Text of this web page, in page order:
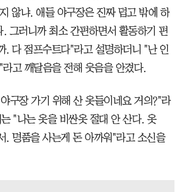
않냐. 애들 야구장은 진짜 덥고 밖에 하
. 그러니까 최소 간편하면서 활동하기 편
. 다 점프수트다"라고 설명하더니 "난 인
고 깨달음을 전해 웃음을 안겼다.
구장 가기 위해 산 옷들이네요 거의?"라
"나는 옷을 비싼옷 절대 안 산다. 옷
. 명품을 사는게 돈 아까워"라고 소신을